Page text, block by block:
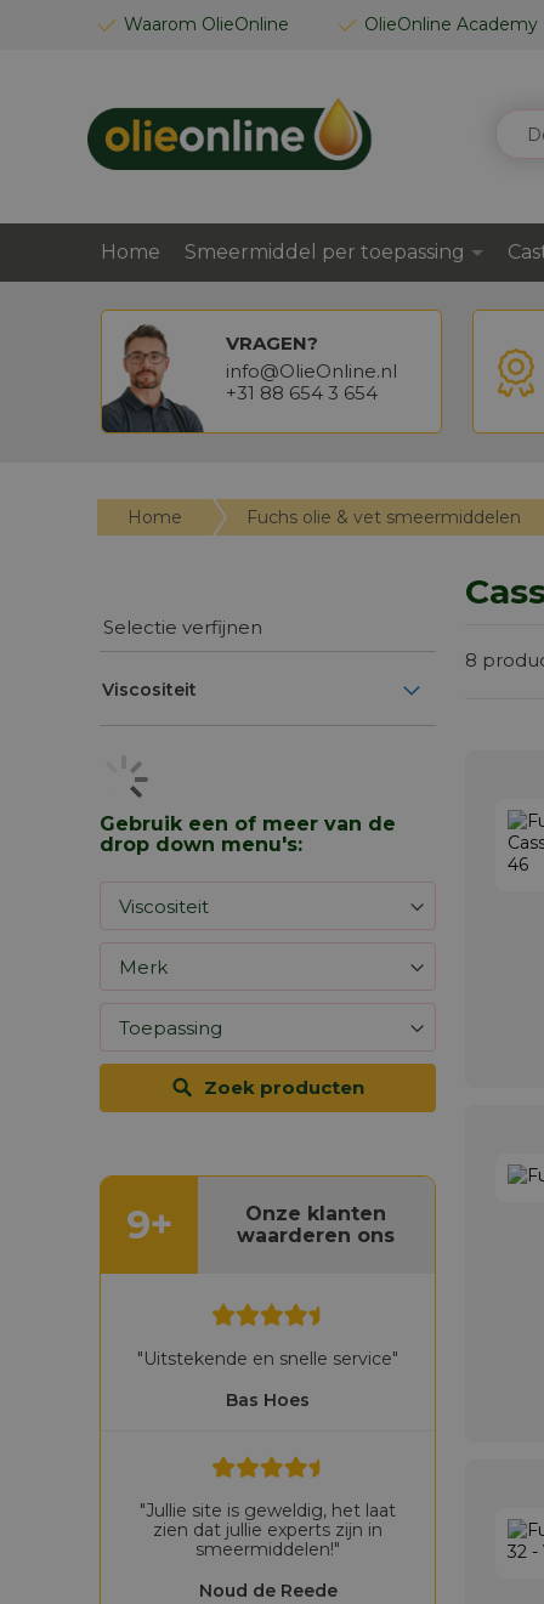
Waarom OlieOnline OlieOnline Academy
GA
ZOEK
Home Smeermiddel per toepassing
VRAGEN?
info@OlieOnline.nl
+31 88 654 3 654
Home Fuchs olie & vet smeermiddelen
8
Selectie verfijnen
Viscositeit
Gebruik een of meer van de
drop down menu's:
Zoek producten
9+
Onze klanten
waarderen ons
Bas Hoes
"Uitstekende en snelle service"
Noud de Reede
"Jullie site is geweldig, het laat
zien dat jullie experts zijn in
smeermiddelen!"